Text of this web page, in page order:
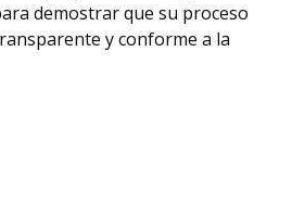
demostrar que su proceso
y conforme a la